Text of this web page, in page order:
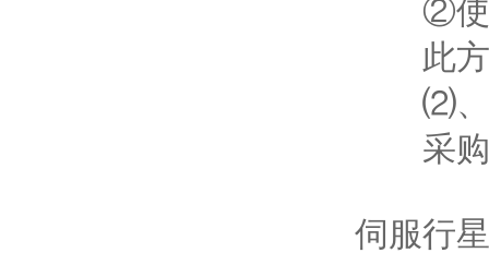
②使用
此方
⑵、
采购
伺服行